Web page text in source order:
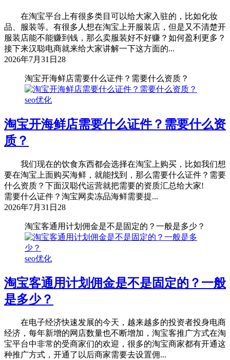
在淘宝平台上有很多类目可以给大家入驻的，比如化妆
品、服装等。有很多人想在淘宝上开服装店，但是又不清楚开
服装店能不能赚到钱，那么卖服装好不好赚？如何盈利更多？
接下来汉聪电商就来给大家讲解一下这方面的...
2026年7月31日 28
淘宝开海鲜店需要什么证件？需要什么资质？
seo优化
淘宝开海鲜店需要什么证件？需要什么资
质？
我们现在的饮食东西都会选择在淘宝上购买，比如我们想
要在淘宝上面购买海鲜，就能找到，那么需要什么证件？需要
什么资质？下面汉聪代运营就把需要的资质汇总给大家!
需要什么证件？淘宝网卖冻品海鲜需要提...
2026年7月31日 28
淘宝客通用计划佣金是不是固定的？一般是多少？
seo优化
淘宝客通用计划佣金是不是固定的？一般
是多少？
在电子经济快速发展的今天，越来越多的投资者投身电商
经济，每年新增的网店数量也不断增加，淘宝客推广方式在淘
宝平台中非常的受商家们的欢迎，很多的淘宝商家都有开通这
种推广方式，开通了以后商家需要去设置佣...